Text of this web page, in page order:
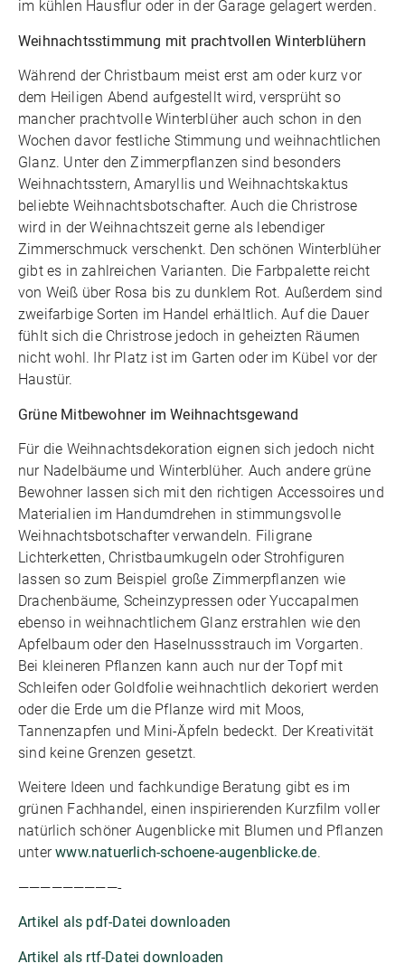
im kühlen Hausflur oder in der Garage gelagert werden.
Weihnachtsstimmung mit prachtvollen Winterblühern
Während der Christbaum meist erst am oder kurz vor
dem Heiligen Abend aufgestellt wird, versprüht so
mancher prachtvolle Winterblüher auch schon in den
Wochen davor festliche Stimmung und weihnachtlichen
Glanz. Unter den Zimmerpflanzen sind besonders
Weihnachtsstern, Amaryllis und Weihnachtskaktus
beliebte Weihnachtsbotschafter. Auch die Christrose
wird in der Weihnachtszeit gerne als lebendiger
Zimmerschmuck verschenkt. Den schönen Winterblüher
gibt es in zahlreichen Varianten. Die Farbpalette reicht
von Weiß über Rosa bis zu dunklem Rot. Außerdem sind
zweifarbige Sorten im Handel erhältlich. Auf die Dauer
fühlt sich die Christrose jedoch in geheizten Räumen
nicht wohl. Ihr Platz ist im Garten oder im Kübel vor der
Haustür.
Grüne Mitbewohner im Weihnachtsgewand
Für die Weihnachtsdekoration eignen sich jedoch nicht
nur Nadelbäume und Winterblüher. Auch andere grüne
Bewohner lassen sich mit den richtigen Accessoires und
Materialien im Handumdrehen in stimmungsvolle
Weihnachtsbotschafter verwandeln. Filigrane
Lichterketten, Christbaumkugeln oder Strohfiguren
lassen so zum Beispiel große Zimmerpflanzen wie
Drachenbäume, Scheinzypressen oder Yuccapalmen
ebenso in weihnachtlichem Glanz erstrahlen wie den
Apfelbaum oder den Haselnussstrauch im Vorgarten.
Bei kleineren Pflanzen kann auch nur der Topf mit
Schleifen oder Goldfolie weihnachtlich dekoriert werden
oder die Erde um die Pflanze wird mit Moos,
Tannenzapfen und Mini-Äpfeln bedeckt. Der Kreativität
sind keine Grenzen gesetzt.
Weitere Ideen und fachkundige Beratung gibt es im
grünen Fachhandel, einen inspirierenden Kurzfilm voller
natürlich schöner Augenblicke mit Blumen und Pflanzen
unterwww.natuerlich-schoene-augenblicke.de.
—————————-
Artikel als pdf-Datei downloaden
Artikel als rtf-Datei downloaden